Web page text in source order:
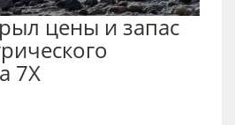
цены и запас
7X